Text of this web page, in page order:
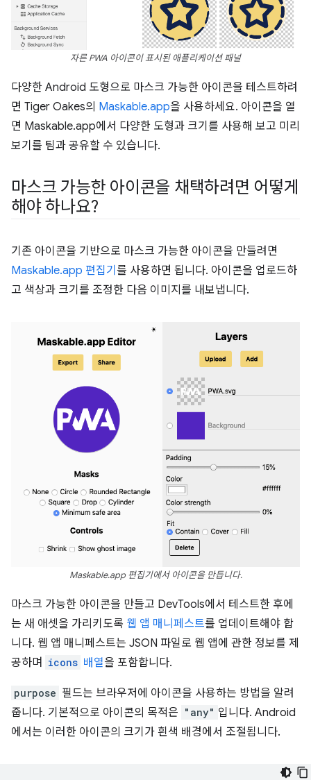
자른 PWA 아이콘이 표시된 애플리케이션 패널
다양한 Android 도형으로 마스크 가능한 아이콘을 테스트하려
면 Tiger Oakes의 Maskable.app을 사용하세요. 아이콘을 열
면 Maskable.app에서 다양한 도형과 크기를 사용해 보고 미리
보기를 팀과 공유할 수 있습니다.
마스크 가능한 아이콘을 채택하려면 어떻게
해야 하나요?
기존 아이콘을 기반으로 마스크 가능한 아이콘을 만들려면
Maskable.app 편집기 를 사용하면 됩니다. 아이콘을 업로드하
고 색상과 크기를 조정한 다음 이미지를 내보냅니다.
Maskable.app 편집기에서 아이콘을 만듭니다.
마스크 가능한 아이콘을 만들고 DevTools에서 테스트한 후에
는 새 애셋을 가리키도록 웹 앱 매니페스트를 업데이트해야 합
니다. 웹 앱 매니페스트는 JSON 파일로 웹 앱에 관한 정보를 제
공하며
icons 배열을 포함합니다.
purpose 필드는 브라우저에 아이콘을 사용하는 방법을 알려
줍니다. 기본적으로 아이콘의 목적은 "any" 입니다. Android
에서는 이러한 아이콘의 크기가 흰색 배경에서 조절됩니다.